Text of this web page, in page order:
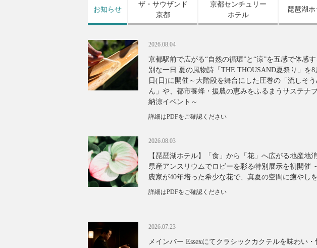
お知らせ
ザ・サウザンド
京都
京都センチュリー
ホテル
琵琶湖
2026.08.04
京都駅前で広がる“自然の循環”と“涼”を五感で体感
別な一日 夏の風物詩「THE THOUSAND夏祭り」を8
日(日)に開催～大階段を舞台にした圧巻の「流しそう
ん」や、都市養蜂・援農の恵みをふるまうサステナ
納涼イベント～
詳細はPDFをご確認ください
2026.08.03
【琵琶湖ホテル】「食」から「花」へ広がる地産地
県産アンスリウムでロビーを彩る特別展示を初開催
農家が40年培った希少な花で、真夏の空間に癒やし
詳細はPDFをご確認ください
2026.07.23
メインバー Essexにてクラシックカクテルを味わい・